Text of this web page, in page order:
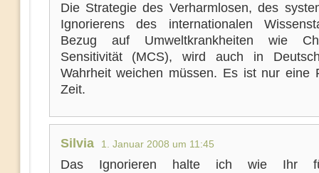
Die Strategie des Verharmlosen, des
Ignorierens des internationalen
Bezug auf Umweltkrankheiten wie
Sensitivität (MCS), wird auch in
Wahrheit weichen müssen. Es ist nur eine
Zeit.
Silvia 1. Januar 2008 um 11:45
Das Ignorieren halte ich wie Ihr